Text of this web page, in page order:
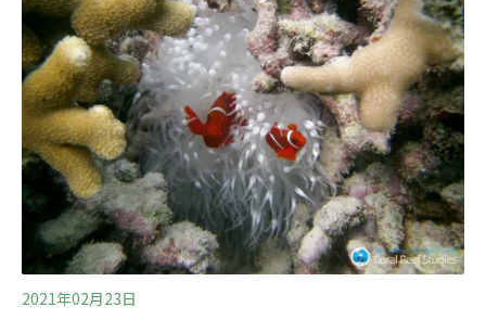
動，包括美國、英國和其他國家最近所宣示的積極減排目
標，可能會對本世紀下半葉的形勢產生重大影響。不來梅
大學冰川學家馬澤西恩（Ben Marzeion）說：「我們現在
觀察到的高山冰川融化是20～30年前的溫室氣體造成的。
某種程度上可說是為時已晚，無法阻止這些冰川融化。但
是人們必須意識到，現在做出的決定對之後2～3個世代的
地球人來說是很重要的。
2021年02月23日